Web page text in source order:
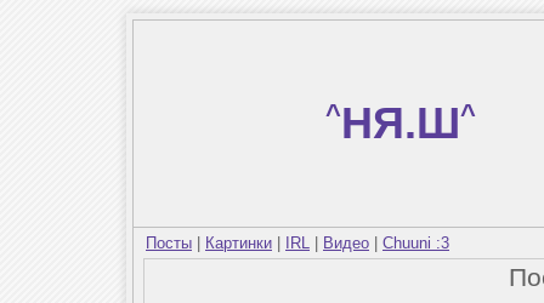
^НЯ.Ш^
Посты Картинки IRL Видео Chuuni :3